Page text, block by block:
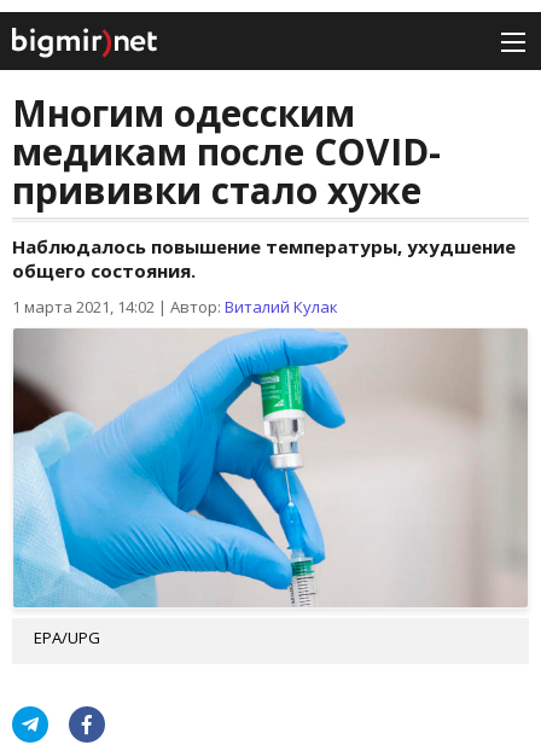
Многим одесским
медикам после COVID-
прививки стало хуже
Наблюдалось повышение температуры, ухудшение
общего состояния.
1 марта 2021, 14:02 | Автор: Виталий Кулак
EPA/UPG